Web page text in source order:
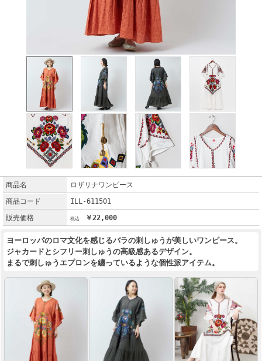
商品名
ロザリナワンピース
商品コード
ILL-611501
販売価格
￥22,000
ヨーロッパのロマ文化を感じるバラの刺しゅうが美しいワンピース。
ジャカードとシフリー刺しゅうの高級感あるデザイン。
まるで刺しゅうエプロンを纏っているような個性派アイテム。